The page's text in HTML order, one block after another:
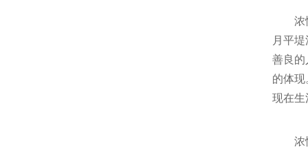
浓
月平
善良的
的体
现在生
浓